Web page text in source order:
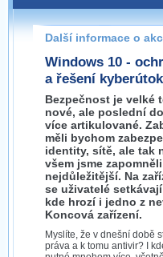
Pokud máte
prosím neváhejte
Další informace o
Windows 10 -
a řešení
Bezpečnost je velké
nové, ale poslední
více artikulované.
měli bychom
identity, sítě, ale tak
všem jsme
nejdůležitější. Na
se uživatelé
kde hrozí i jedno z
Koncová zařízení.
Myslíte, že v dnešní době
práva a k tomu antivir? I